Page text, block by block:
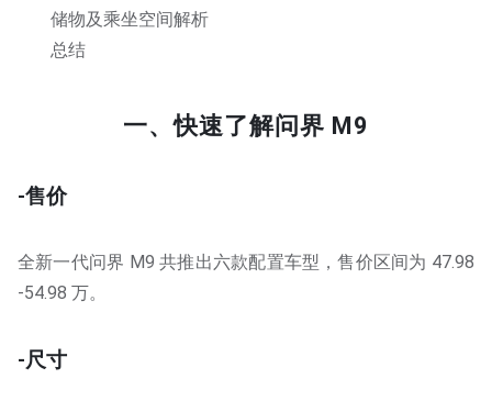
储物及乘坐空间解析
总结
一、快速了解问界 M9
-售价
全新一代问界 M9 共推出六款配置车型，售价区间为 47.98
-54.98 万。
-尺寸